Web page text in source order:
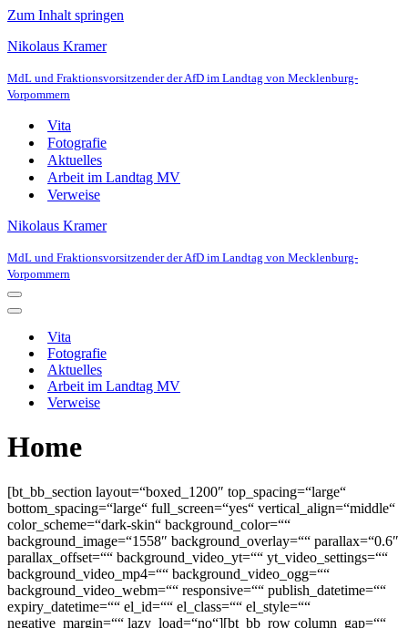
Zum Inhalt springen
Nikolaus Kramer
MdL und Fraktionsvorsitzender der AfD im Landtag von Mecklenburg-
Vorpommern
Vita
Fotografie
Aktuelles
Arbeit im Landtag MV
Verweise
Nikolaus Kramer
MdL und Fraktionsvorsitzender der AfD im Landtag von Mecklenburg-
Vorpommern
Navigationsmenü
Navigationsmenü
Vita
Fotografie
Aktuelles
Arbeit im Landtag MV
Verweise
Home
[bt_bb_section layout=“boxed_1200″ top_spacing=“large“
bottom_spacing=“large“ full_screen=“yes“ vertical_align=“middle“
color_scheme=“dark-skin“ background_color=““
background_image=“1558″ background_overlay=““ parallax=“0.6″
parallax_offset=““ background_video_yt=““ yt_video_settings=““
background_video_mp4=““ background_video_ogg=““
background_video_webm=““ responsive=““ publish_datetime=““
expiry_datetime=““ el_id=““ el_class=““ el_style=““
negative_margin=““ lazy_load=“no“][bt_bb_row column_gap=““